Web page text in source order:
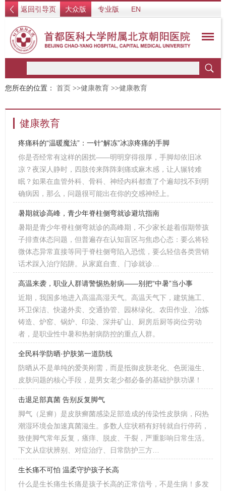
返回引导页 大众版 专业版 EN
您所在的位置： 首页 >>健康教育 >>健康教育
健康教育
疼痛科的“温暖魔法”：一针“解冻”冰凉疼痛的手脚
你是否经常有这样的困扰——明明穿得很厚，手脚却依旧冰
凉？夜深人静时，四肢传来阵阵刺痛或麻木感，让人辗转难
眠？如果在血管外科、骨科、神经内科都查了个遍却找不到明
确病因，那么，问题很可能出在你的交感神经上。
暑期就诊高峰，青少年脊柱侧弯就诊避坑指南
暑期是青少年脊柱侧弯就诊的高峰期，不少家长趁着假期带孩
子排查体态问题，但普遍存在认知盲区与焦虑心态：要么将轻
微体态异常直接等同于脊柱侧弯陷入恐慌，要么轻信各类营销
话术踩入治疗陷阱。从家庭自查、门诊就诊…
高温来袭，职业人群请警惕热射病——别把“中暑”当小事
近期，我国多地进入高温高湿天气。高温天气下，建筑施工、
环卫保洁、快递外卖、交通协管、园林绿化、农田作业、冶炼
铸造、炉窑、锅炉、印染、深井矿山、厨房后厨等岗位劳动
者，是职业性中暑和热射病防控的重点人群。
全民科学防晒·护肤第一道防线
防晒从不是单纯的爱美刚需，而是抵御皮肤老化、色斑滋生、
皮肤问题的核心手段，是男女老少都必备的基础护肤功课！
击退足部真菌 告别反复脚气
脚气（足癣）是皮肤癣菌感染足部造成的传染性皮肤病，闷热
潮湿环境会加速真菌滋生。多数人症状稍有好转就自行停药，
致使脚气常年反复，瘙痒、脱皮、干裂，严重影响日常生活。
下文从症状辨别、对症治疗、日常防护三方…
生长痛不可怕 温柔守护孩子长高
什么是生长痛生长痛是孩子长高的正常信号，不是生病！多发